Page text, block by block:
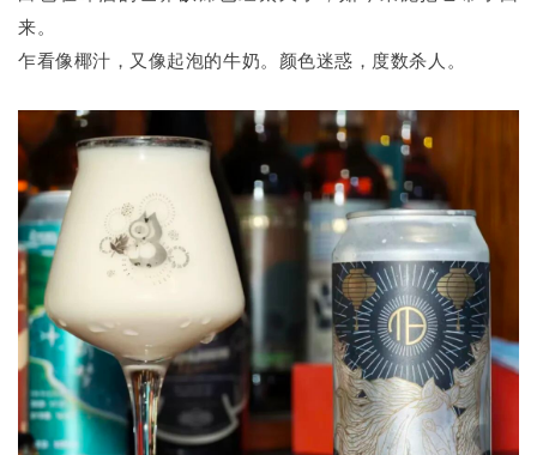
来。
乍看像椰汁，又像起泡的牛奶。颜色迷惑，度数杀人。